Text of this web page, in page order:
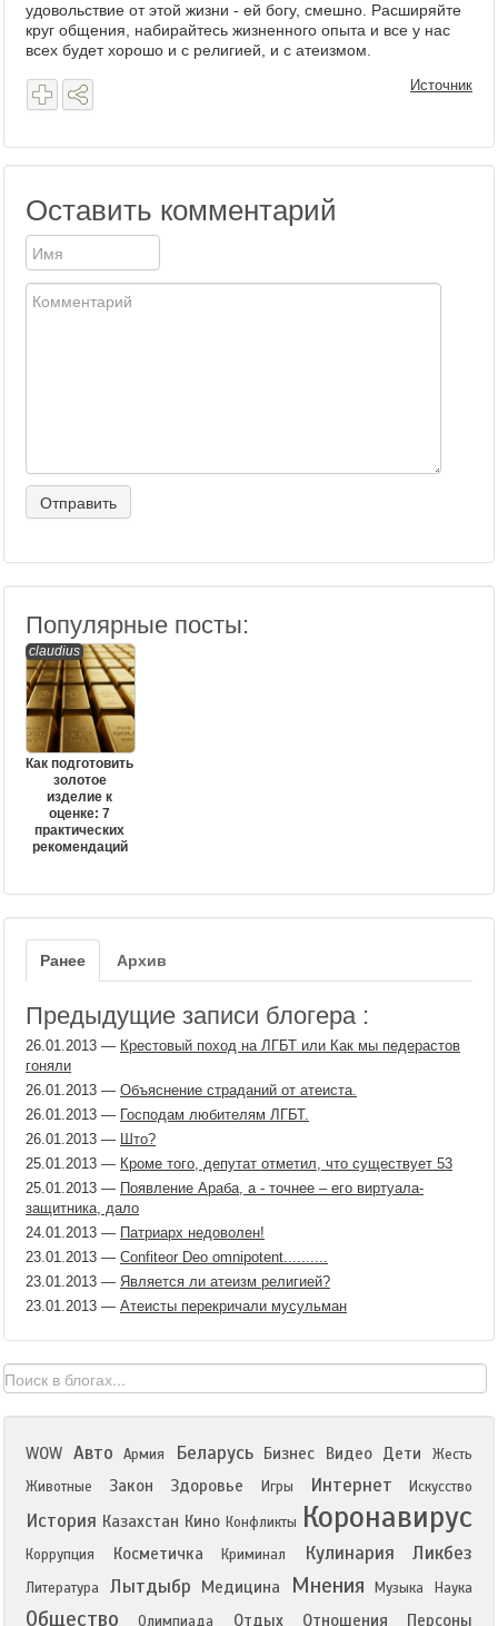
удовольствие от этой жизни - ей богу, смешно. Расширяйте
круг общения, набирайтесь жизненного опыта и все у нас
всех будет хорошо и с религией, и с атеизмом.
Источник
Оставить комментарий
Популярные посты:
claudius
Как подготовить
золотое
изделие к
оценке: 7
практических
рекомендаций
Ранее Архив
Предыдущие записи блогера :
26.01.2013 — Крестовый поход на ЛГБТ или Как мы педерастов
гоняли
26.01.2013 — Объяснение страданий от атеиста.
26.01.2013 — Господам любителям ЛГБТ.
26.01.2013 — Што?
25.01.2013 — Кроме того, депутат отметил, что существует 53
25.01.2013 — Появление Араба, а - точнее – его виртуала-
защитника, дало
24.01.2013 — Патриарх недоволен!
23.01.2013 — Confiteor Deo omnipotent..........
23.01.2013 — Является ли атеизм религией?
23.01.2013 — Атеисты перекричали мусульман
WOW Авто Армия Беларусь Бизнес Видео Дети
Жесть
Животные
Закон Здоровье Игры Интернет Искусство
История Казахстан Кино Конфликты Коронавирус
Коррупция Косметичка Криминал Кулинария Ликбез
Литература Лытдыбр Медицина Мнения Музыка Наука
Общество Олимпиада Отдых Отношения Персоны